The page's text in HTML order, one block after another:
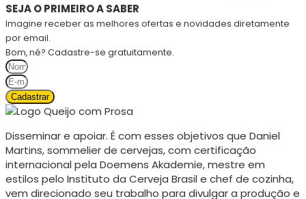
SEJA O PRIMEIRO A SABER
Imagine receber as melhores ofertas e novidades diretamente
por email.
Bom, né? Cadastre-se gratuitamente.
Cadastrar
Disseminar e apoiar. É com esses objetivos que Daniel
Martins, sommelier de cervejas, com certificação
internacional pela Doemens Akademie, mestre em
estilos pelo Instituto da Cerveja Brasil e chef de cozinha,
vem direcionado seu trabalho para divulgar a produção e